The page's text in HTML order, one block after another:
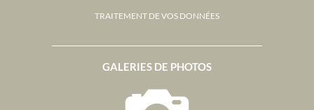
GALERIES DE PHOTOS
TRAITEMENT DE VOS DONNÉES